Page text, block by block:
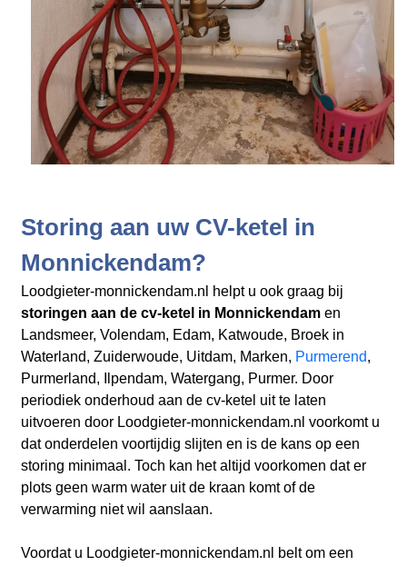
Storing aan uw CV-ketel in
Monnickendam?
Loodgieter-monnickendam.nl helpt u ook graag bij
storingen aan de cv-ketel in Monnickendamen
Landsmeer, Volendam, Edam, Katwoude, Broek in
Waterland, Zuiderwoude, Uitdam, Marken, Purmerend,
Purmerland, Ilpendam, Watergang, Purmer. Door
periodiek onderhoud aan de cv-ketel uit te laten
uitvoeren door Loodgieter-monnickendam.nl voorkomt u
dat onderdelen voortijdig slijten en is de kans op een
storing minimaal. Toch kan het altijd voorkomen dat er
plots geen warm water uit de kraan komt of de
verwarming niet wil aanslaan.
Voordat u Loodgieter-monnickendam.nl belt om een